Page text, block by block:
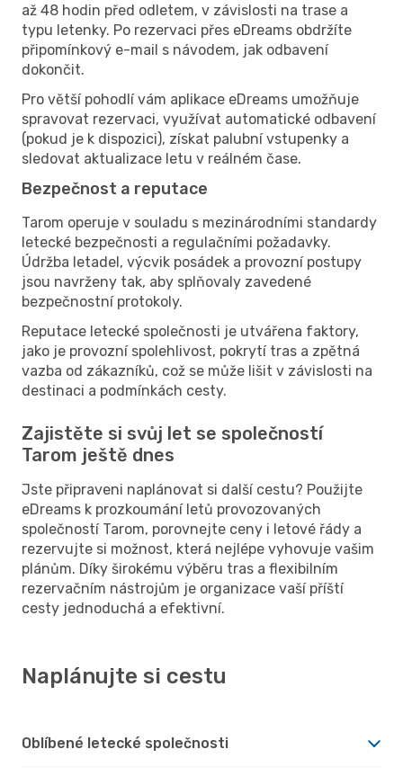
až 48 hodin před odletem, v závislosti na trase a
typu letenky. Po rezervaci přes eDreams obdržíte
připomínkový e-mail s návodem, jak odbavení
dokončit.
Pro větší pohodlí vám aplikace eDreams umožňuje
spravovat rezervaci, využívat automatické odbavení
(pokud je k dispozici), získat palubní vstupenky a
sledovat aktualizace letu v reálném čase.
Bezpečnost a reputace
Tarom operuje v souladu s mezinárodními standardy
letecké bezpečnosti a regulačními požadavky.
Údržba letadel, výcvik posádek a provozní postupy
jsou navrženy tak, aby splňovaly zavedené
bezpečnostní protokoly.
Reputace letecké společnosti je utvářena faktory,
jako je provozní spolehlivost, pokrytí tras a zpětná
vazba od zákazníků, což se může lišit v závislosti na
destinaci a podmínkách cesty.
Zajistěte si svůj let se společností
Tarom ještě dnes
Jste připraveni naplánovat si další cestu? Použijte
eDreams k prozkoumání letů provozovaných
společností Tarom, porovnejte ceny i letové řády a
rezervujte si možnost, která nejlépe vyhovuje vašim
plánům. Díky širokému výběru tras a flexibilním
rezervačním nástrojům je organizace vaší příští
cesty jednoduchá a efektivní.
Naplánujte si cestu
Oblíbené letecké společnosti